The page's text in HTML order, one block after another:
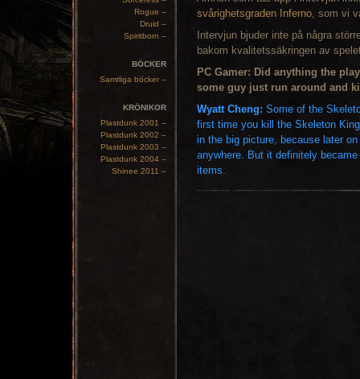
Rogue –
Druid –
Spiritborn –
BÖCKER
Samtliga böcker –
KRÖNIKOR
Plastdunk 2001 –
Plastdunk 2002 –
Plastdunk 2003 –
Plastdunk 2004 –
Shinee 2011 –
svårighetsgraden Inferno, som vi
Intervjun bjuder inte på några
bakom kvalitetssäkringen av
PC Gamer: Did anything the
some guy just run around and
Wyatt Cheng: Some of the
first time you kill the Skeleton
in the big picture, because later
anywhere. But it definitely
items.